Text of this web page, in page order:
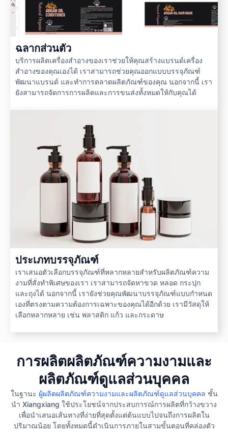
ฉลากส่วนตัว
บริการผลิตเครื่องสำอางของเราช่วยให้คุณสร้างแบรนด์เครื่อง
สำอางของคุณเองได้ เราสามารถช่วยคุณออกแบบบรรจุภัณฑ์
พัฒนาแบรนด์ และทำการตลาดผลิตภัณฑ์ของคุณ นอกจากนี้ เรา
ยังสามารถจัดการการผลิตและการขนส่งทั้งหมดให้กับคุณได้
ประเภทบรรจุภัณฑ์
เราเสนอตัวเลือกบรรจุภัณฑ์ที่หลากหลายสำหรับผลิตภัณฑ์ความ
งามที่สั่งทำพิเศษของเรา เราสามารถจัดหาขวด หลอด กระปุก
และถุงได้ นอกจากนี้ เรายังช่วยคุณพัฒนาบรรจุภัณฑ์แบบกำหนด
เองที่ตรงตามความต้องการเฉพาะของคุณได้อีกด้วย เรามีวัสดุให้
เลือกหลากหลาย เช่น พลาสติก แก้ว และกระดาษ
การผลิตผลิตภัณฑ์ความงามและ
ผลิตภัณฑ์ดูแลส่วนบุคคล
ในฐานะ ผู้ผลิตผลิตภัณฑ์ความงามและผลิตภัณฑ์ดูแลส่วนบุคคล ชั้น
นำ Xiangxiang ใช้ประโยชน์จากประสบการณ์การผลิตที่กว้างขวาง
เพื่อนำเสนอเส้นทางที่ง่ายที่สุดตั้งแต่ต้นแบบไปจนถึงการผลิตใน
ปริมาณน้อย โดยทั้งหมดนี้ดำเนินการภายในสามขั้นตอนที่คล่องตัว